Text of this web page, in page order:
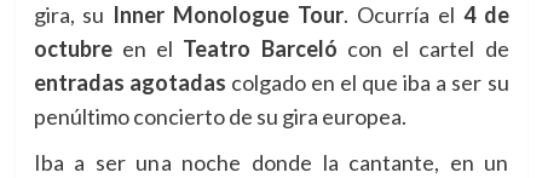
gira, su Inner Monologue Tour. Ocurría el 4 de
octubre en el Teatro Barceló con el cartel de
entradas agotadas colgado en el que iba a ser su
penúltimo concierto de su gira europea.
Iba a ser una noche donde la cantante, en un